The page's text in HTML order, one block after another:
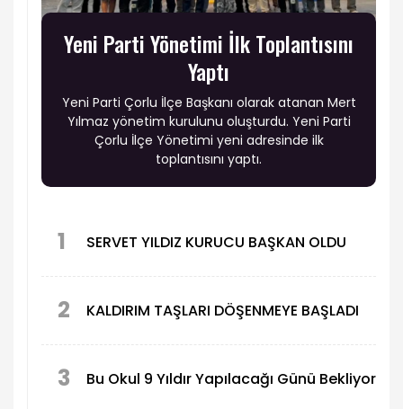
Yeni Parti Yönetimi İlk Toplantısını
Yaptı
Yeni Parti Çorlu İlçe Başkanı olarak atanan Mert
Yılmaz yönetim kurulunu oluşturdu. Yeni Parti
Çorlu İlçe Yönetimi yeni adresinde ilk
toplantısını yaptı.
1 SERVET YILDIZ KURUCU BAŞKAN OLDU
2 KALDIRIM TAŞLARI DÖŞENMEYE BAŞLADI
3 Bu Okul 9 Yıldır Yapılacağı Günü Bekliyor